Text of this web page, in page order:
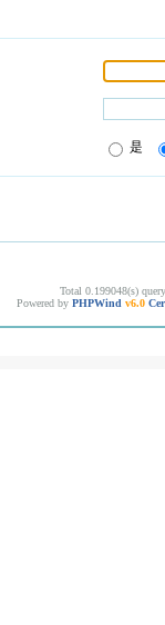
是
Total 0.199048(s)
Powered by PHPWind v6.0